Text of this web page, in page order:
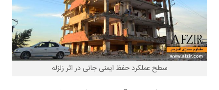
سطح عملکرد حفظ ایمنی جانی در اثر زلزله